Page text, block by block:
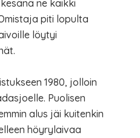
ne kaikki
piti lopulta
löytyi
1980, jolloin
Puolisen
alus jäi kuitenkin
höyrylaivaa